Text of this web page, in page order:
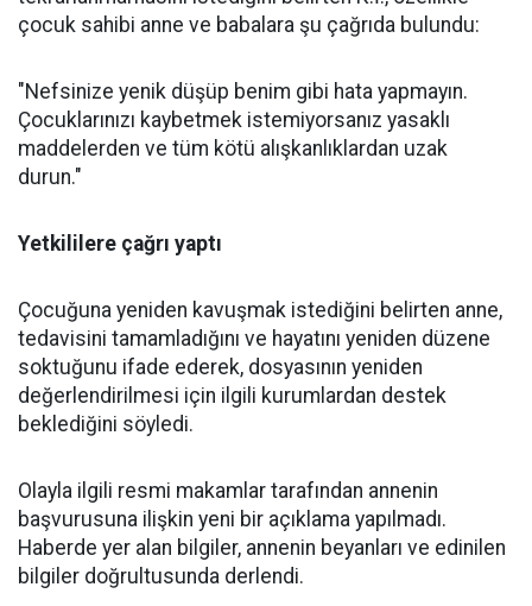
çocuk sahibi anne ve babalara şu çağrıda bulundu:
"Nefsinize yenik düşüp benim gibi hata yapmayın.
Çocuklarınızı kaybetmek istemiyorsanız yasaklı
maddelerden ve tüm kötü alışkanlıklardan uzak
durun."
Yetkililere çağrı yaptı
Çocuğuna yeniden kavuşmak istediğini belirten anne,
tedavisini tamamladığını ve hayatını yeniden düzene
soktuğunu ifade ederek, dosyasının yeniden
değerlendirilmesi için ilgili kurumlardan destek
beklediğini söyledi.
Olayla ilgili resmi makamlar tarafından annenin
başvurusuna ilişkin yeni bir açıklama yapılmadı.
Haberde yer alan bilgiler, annenin beyanları ve edinilen
bilgiler doğrultusunda derlendi.